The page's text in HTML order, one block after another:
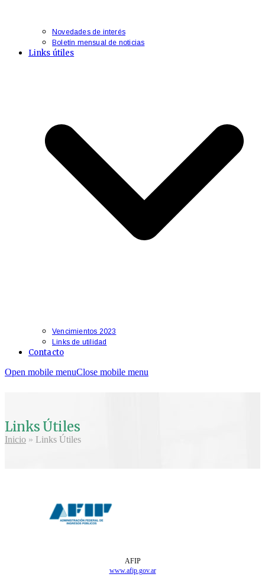
Novedades de interés
Boletín mensual de noticias
Links útiles
Vencimientos 2023
Links de utilidad
Contacto
Open mobile menuClose mobile menu
Links Útiles
Inicio » Links Útiles
AFIP
www.afip.gov.ar